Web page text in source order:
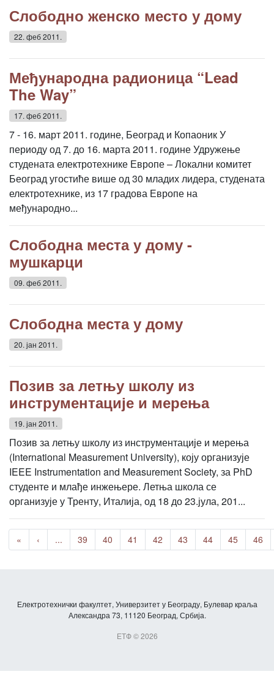
Слободно женско место у дому
22. феб 2011.
Међународна радионица “Lead
The Way”
17. феб 2011.
7 - 16. март 2011. године, Београд и Копаоник У
периоду од 7. до 16. марта 2011. године Удружење
студената електротехнике Европе – Локални комитет
Београд угостиће више од 30 младих лидера, студената
електротехнике, из 17 градова Европе на
међународно...
Слободна места у дому -
мушкарци
09. феб 2011.
Слободна места у дому
20. јан 2011.
Позив за летњу школу из
инструментације и мерења
19. јан 2011.
Позив за летњу школу из инструментације и мерења
(International Measurement University), коју организује
IEEE Instrumentation and Measurement Society, за PhD
студенте и млађе инжењере. Летња школа се
организује у Тренту, Италија, од 18 до 23.јула, 201...
« ‹ ... 39 40 41 42 43 44 45 46
Електротехнички факултет, Универзитет у Београду, Булевар краља
Александра 73, 11120 Београд, Србија.
ЕТФ © 2026